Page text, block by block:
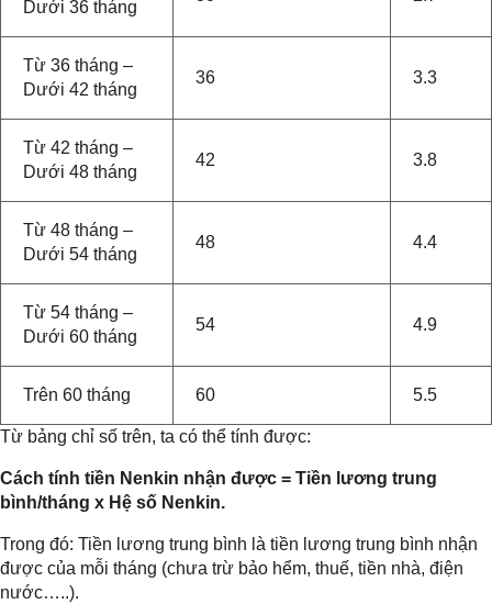
Dưới 36 tháng
Từ 36 tháng –
Dưới 42 tháng
36 3.3
Từ 42 tháng –
Dưới 48 tháng
42 3.8
Từ 48 tháng –
Dưới 54 tháng
48 4.4
Từ 54 tháng –
Dưới 60 tháng
54 4.9
Trên 60 tháng 60 5.5
Từ bảng chỉ số trên, ta có thể tính được:
Cách tính tiền Nenkin nhận được = Tiền lương trung
bình/tháng x Hệ số Nenkin.
Trong đó: Tiền lương trung bình là tiền lương trung bình nhận
được của mỗi tháng (chưa trừ bảo hểm, thuế, tiền nhà, điện
nước…..).